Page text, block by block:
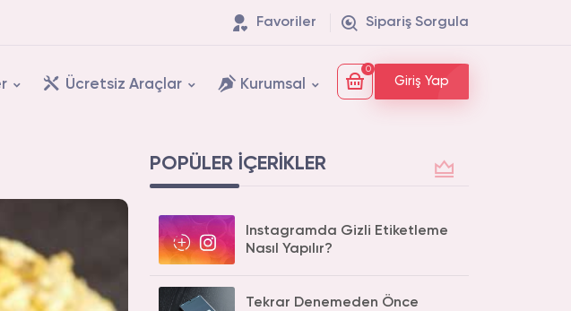
Favoriler Sipariş Sorgula
Ücretsiz Araçlar Kurumsal
0
Giriş Yap
POPÜLER İÇERIKLER
Instagramda Gizli Etiketleme
Nasıl Yapılır?
Tekrar Denemeden Önce